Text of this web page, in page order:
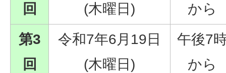
回 (木曜日)
から
第3
回
令和7年6月19日
(木曜日)
午後7
から